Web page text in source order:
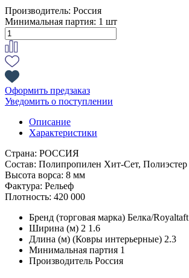
Производитель: Россия
Минимальная партия: 1 шт
Оформить предзаказ
Уведомить о поступлении
Описание
Характеристики
Страна: РОССИЯ
Состав: Полипропилен Хит-Сет, Полиэстер
Высота ворса: 8 мм
Фактура: Рельеф
Плотность: 420 000
Бренд (торговая марка) Белка/Royaltaft
Ширина (м) 2 1.6
Длина (м) (Ковры интерьерные) 2.3
Минимальная партия 1
Производитель Россия